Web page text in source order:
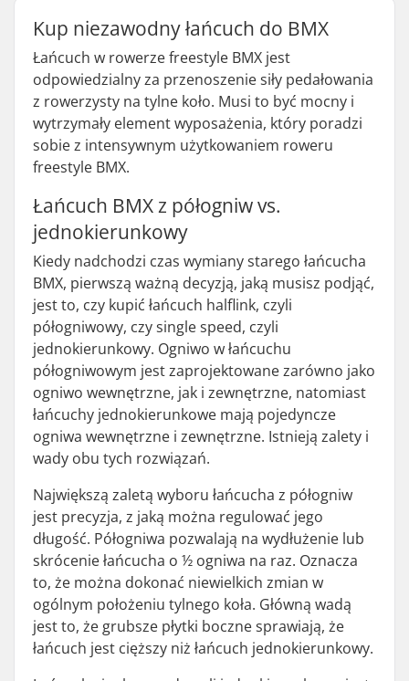
Kup niezawodny łańcuch do BMX
Łańcuch w rowerze freestyle BMX jest
odpowiedzialny za przenoszenie siły pedałowania
z rowerzysty na tylne koło. Musi to być mocny i
wytrzymały element wyposażenia, który poradzi
sobie z intensywnym użytkowaniem roweru
freestyle BMX.
Łańcuch BMX z półogniw vs.
jednokierunkowy
Kiedy nadchodzi czas wymiany starego łańcucha
BMX, pierwszą ważną decyzją, jaką musisz podjąć,
jest to, czy kupić łańcuch halflink, czyli
półogniwowy, czy single speed, czyli
jednokierunkowy. Ogniwo w łańcuchu
półogniwowym jest zaprojektowane zarówno jako
ogniwo wewnętrzne, jak i zewnętrzne, natomiast
łańcuchy jednokierunkowe mają pojedyncze
ogniwa wewnętrzne i zewnętrzne. Istnieją zalety i
wady obu tych rozwiązań.
Największą zaletą wyboru łańcucha z półogniw
jest precyzja, z jaką można regulować jego
długość. Półogniwa pozwalają na wydłużenie lub
skrócenie łańcucha o ½ ogniwa na raz. Oznacza
to, że można dokonać niewielkich zmian w
ogólnym położeniu tylnego koła. Główną wadą
jest to, że grubsze płytki boczne sprawiają, że
łańcuch jest cięższy niż łańcuch jednokierunkowy.